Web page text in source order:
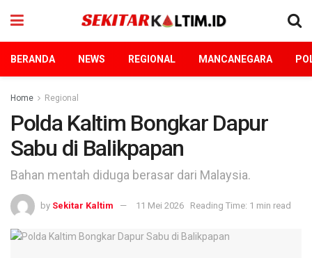
BERANDA NEWS REGIONAL MANCANEGARA
Home Regional
Polda Kaltim Bongkar Dapur
Sabu di Balikpapan
Bahan mentah diduga berasar dari Malaysia.
by Sekitar Kaltim 11 Mei 2026 Reading Time: 1 min read